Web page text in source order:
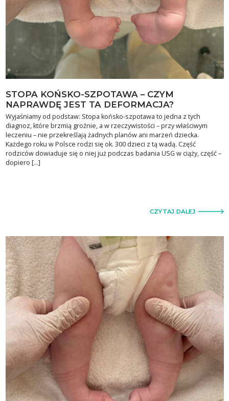
STOPA KOŃSKO-SZPOTAWA – CZYM
NAPRAWDĘ JEST TA DEFORMACJA?
Wyjaśniamy od podstaw: Stopa końsko-szpotawa to jedna z tych
diagnoz, które brzmią groźnie, a w rzeczywistości – przy właściwym
leczeniu – nie przekreślają żadnych planów ani marzeń dziecka.
Każdego roku w Polsce rodzi się ok. 300 dzieci z tą wadą. Część
rodziców dowiaduje się o niej już podczas badania USG w ciąży, część –
dopiero […]
CZYTAJ DALEJ